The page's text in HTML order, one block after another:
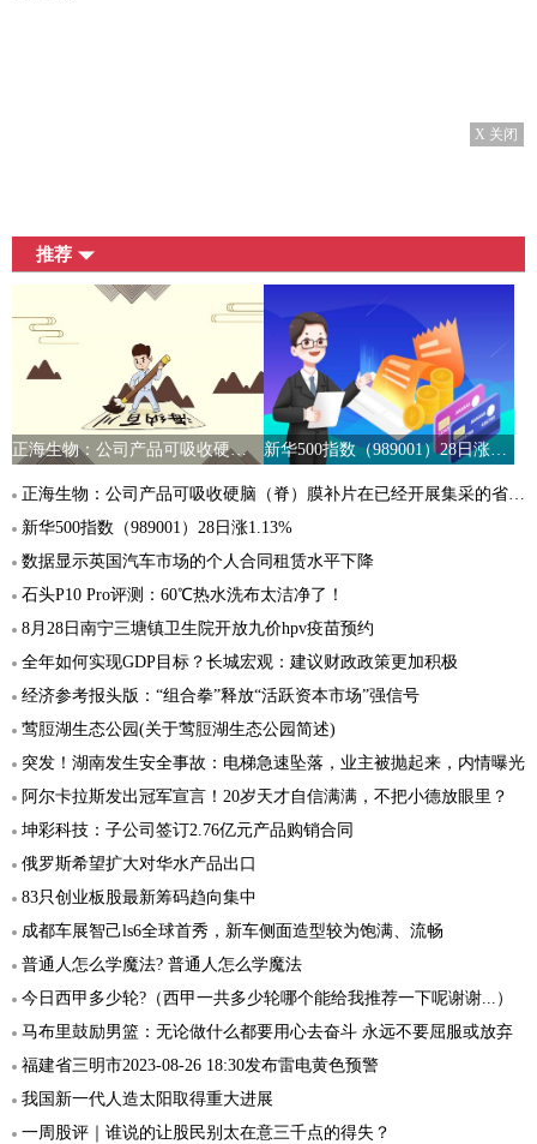
X 关闭
推荐
正海生物：公司产品可吸收硬脑（脊）膜补片在已经开展集采的省份全部中标 新华500指数（989001）28日涨1.13%
正海生物：公司产品可吸收硬脑（脊）膜补片在已经开展集采的省份全部中标
新华500指数（989001）28日涨1.13%
数据显示英国汽车市场的个人合同租赁水平下降
石头P10 Pro评测：60℃热水洗布太洁净了！
8月28日南宁三塘镇卫生院开放九价hpv疫苗预约
全年如何实现GDP目标？长城宏观：建议财政政策更加积极
经济参考报头版：“组合拳”释放“活跃资本市场”强信号
莺脰湖生态公园(关于莺脰湖生态公园简述)
突发！湖南发生安全事故：电梯急速坠落，业主被抛起来，内情曝光
阿尔卡拉斯发出冠军宣言！20岁天才自信满满，不把小德放眼里？
坤彩科技：子公司签订2.76亿元产品购销合同
俄罗斯希望扩大对华水产品出口
83只创业板股最新筹码趋向集中
成都车展智己ls6全球首秀，新车侧面造型较为饱满、流畅
普通人怎么学魔法? 普通人怎么学魔法
今日西甲多少轮?（西甲一共多少轮哪个能给我推荐一下呢谢谢...）
马布里鼓励男篮：无论做什么都要用心去奋斗 永远不要屈服或放弃
福建省三明市2023-08-26 18:30发布雷电黄色预警
我国新一代人造太阳取得重大进展
一周股评｜谁说的让股民别太在意三千点的得失？